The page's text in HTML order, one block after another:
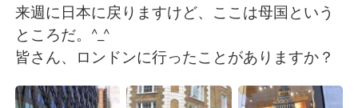
العربية Français
Deutsch 日本語
한국어 Русский
来週に日本に戻りますけど、ここは母国という
ところだ。^_^
皆さん、ロンドンに行ったことがありますか？